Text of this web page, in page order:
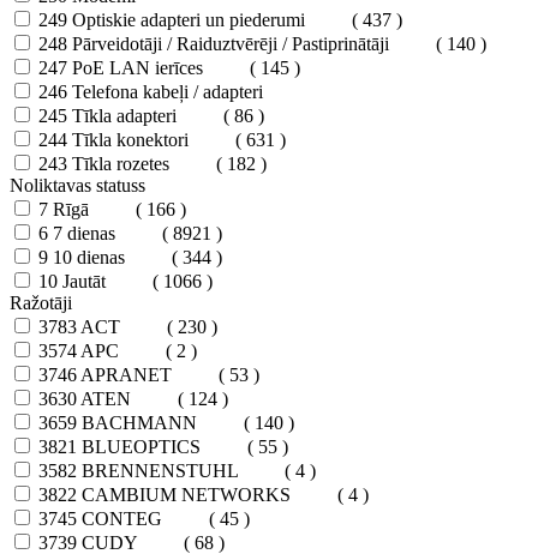
249 Optiskie adapteri un piederumi
( 437 )
248 Pārveidotāji / Raiduztvērēji / Pastiprinātāji
( 140 )
247 PoE LAN ierīces
( 145 )
246 Telefona kabeļi / adapteri
245 Tīkla adapteri
( 86 )
244 Tīkla konektori
( 631 )
243 Tīkla rozetes
( 182 )
Noliktavas statuss
7 Rīgā
( 166 )
6 7 dienas
( 8921 )
9 10 dienas
( 344 )
10 Jautāt
( 1066 )
Ražotāji
3783 ACT
( 230 )
3574 APC
( 2 )
3746 APRANET
( 53 )
3630 ATEN
( 124 )
3659 BACHMANN
( 140 )
3821 BLUEOPTICS
( 55 )
3582 BRENNENSTUHL
( 4 )
3822 CAMBIUM NETWORKS
( 4 )
3745 CONTEG
( 45 )
3739 CUDY
( 68 )